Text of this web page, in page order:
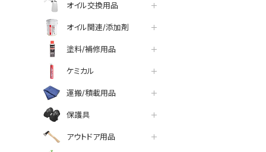
オイル交換用品
オイル関連/添加剤
塗料/補修用品
ケミカル
運搬/積載用品
保護具
アウトドア用品